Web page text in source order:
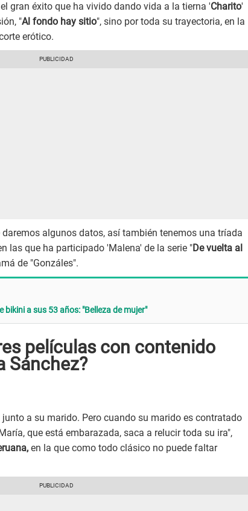
gran éxito que ha vivido dando vida a la tierna 'Charito'
"Al fondo hay sitio", sino por toda su trayectoria, en la
erótico.
algunos datos, así también tenemos una tríada
las que ha participado 'Malena' de la serie "De vuelta al
de "Gonzáles".
a sus 53 años: "Belleza de mujer"
películas con contenido
Sánchez?
a su marido. Pero cuando su marido es contratado
que está embarazada, saca a relucir toda su ira",
en la que como todo clásico no puede faltar